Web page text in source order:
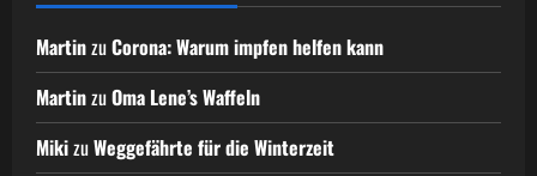
MartinzuCorona: Warum impfen helfen kann
MartinzuOma Lene’s Waffeln
MikizuWeggefährte für die Winterzeit